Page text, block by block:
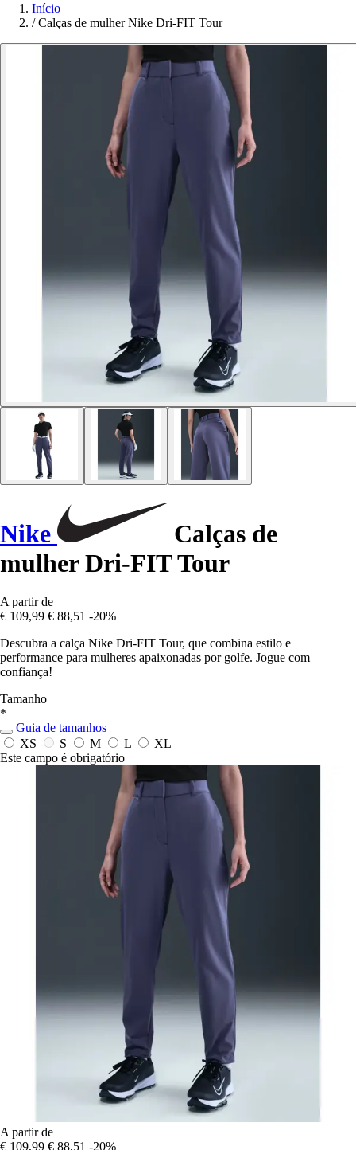
Início
/ Calças de mulher Nike Dri-FIT Tour
Nike
Calças de
mulher Dri-FIT Tour
A partir de
€ 109,99 € 88,51 -20%
Descubra a calça Nike Dri-FIT Tour, que combina estilo e
performance para mulheres apaixonadas por golfe. Jogue com
confiança!
Tamanho
*
Guia de tamanhos
XS
S M L
XL
Este campo é obrigatório
A partir de
€ 109,99 € 88,51 -20%